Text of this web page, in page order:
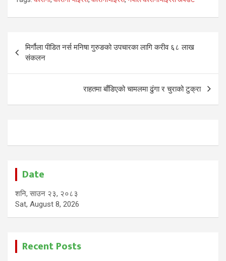
Post
navigation
मिर्गौला पीडित नर्स मनिषा गुरुङको उपचारका लागि करीव ६८ लाख
संकलन
राहतमा बाँडिएको चामलमा ढुंगा र चुराको टुक्रा
Date
शनि, साउन २३, २०८३
Sat, August 8, 2026
Recent Posts